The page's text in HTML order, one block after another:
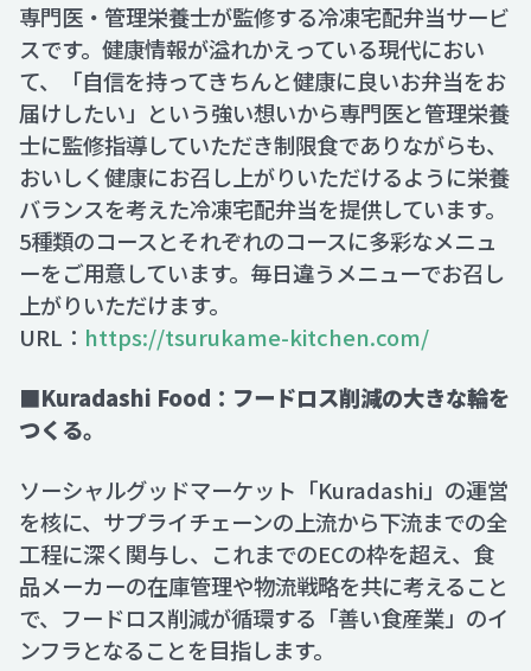
専門医・管理栄養士が監修する冷凍宅配弁当サービ
スです。健康情報が溢れかえっている現代におい
て、「自信を持ってきちんと健康に良いお弁当をお
届けしたい」という強い想いから専門医と管理栄養
士に監修指導していただき制限食でありながらも、
おいしく健康にお召し上がりいただけるように栄養
バランスを考えた冷凍宅配弁当を提供しています。
5種類のコースとそれぞれのコースに多彩なメニュ
ーをご用意しています。毎日違うメニューでお召し
上がりいただけます。
URL： https://tsurukame-kitchen.com/
■Kuradashi Food：フードロス削減の大きな輪を
つくる。
ソーシャルグッドマーケット「Kuradashi」の運営
を核に、サプライチェーンの上流から下流までの全
工程に深く関与し、これまでのECの枠を超え、食
品メーカーの在庫管理や物流戦略を共に考えること
で、フードロス削減が循環する「善い食産業」のイ
ンフラとなることを目指します。